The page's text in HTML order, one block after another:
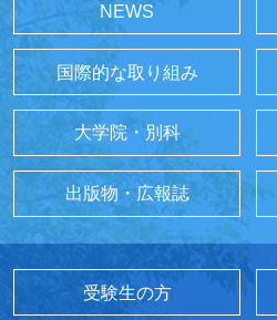
NEWS
国際的な取り組み
大学院・別科
出版物・広報誌
受験生の方